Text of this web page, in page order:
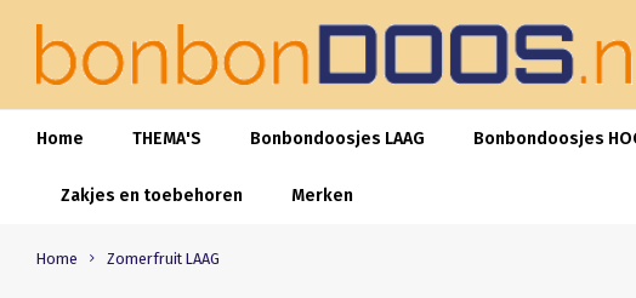
Home THEMA'S Bonbondoosjes LAAG Bonbondoosjes
Zakjes en toebehoren Merken
Home Zomerfruit LAAG